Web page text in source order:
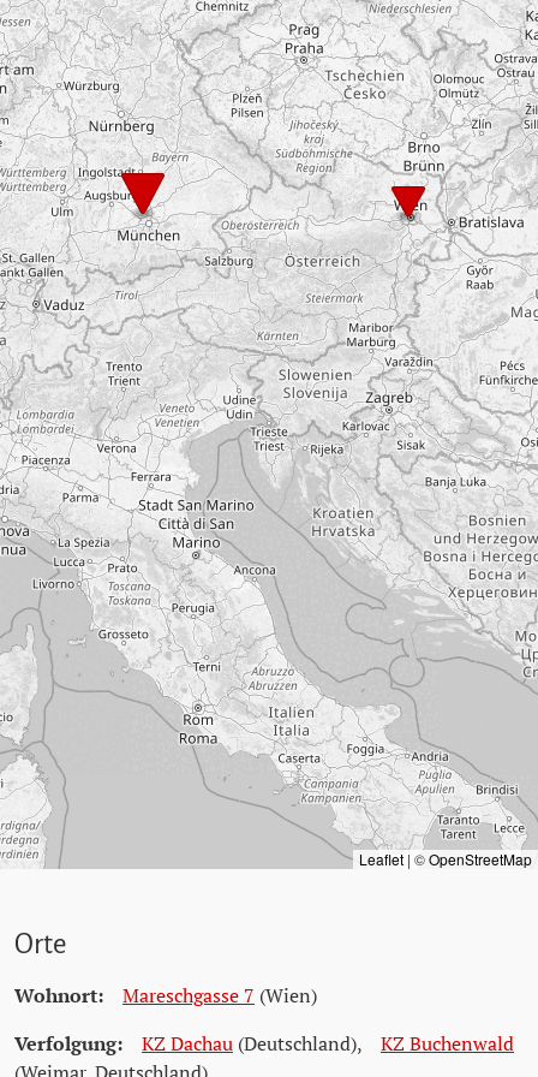
Leaflet | ©OpenStreetMap
Orte
Wohnort: Mareschgasse 7 (Wien)
Verfolgung:
KZ Dachau (Deutschland), KZ Buchenwald